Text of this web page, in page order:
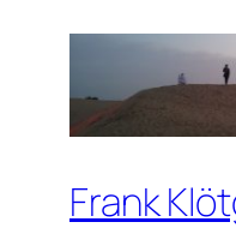
springen
Frank